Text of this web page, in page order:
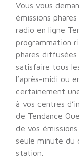
Vous vous
émissions
radio en ligne
programmation
phares
satisfaire tous
l’après-midi ou
certainement
à vos centres
de Tendance
de vos
seule minute du
station.